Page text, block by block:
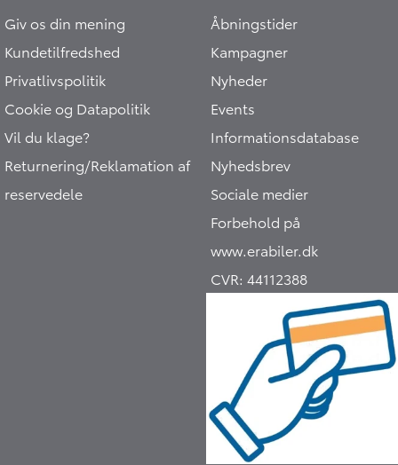
Giv os din mening
Kundetilfredshed
Privatlivspolitik
Cookie og Datapolitik
Vil du klage?
Returnering/Reklamation af
reservedele
Åbningstider
Kampagner
Nyheder
Events
Informationsdatabase
Nyhedsbrev
Sociale medier
Forbehold på
www.erabiler.dk
CVR:44112388